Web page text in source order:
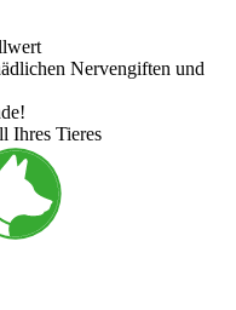
Nervengiften und
Ihres Tieres